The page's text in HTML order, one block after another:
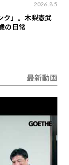
2026.8.5
ク」。木梨憲武
の日常
最新動画